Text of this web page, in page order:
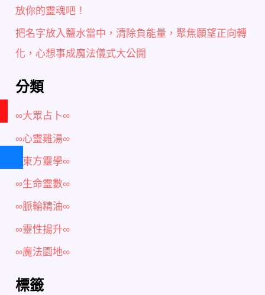
放你的靈魂吧！
把名字放入鹽水當中，清除負能量，聚焦願望正向轉
化，心想事成魔法儀式大公開
分類
∞大眾占卜∞
∞心靈雞湯∞
∞東方靈學∞
∞生命靈數∞
∞脈輪精油∞
∞靈性揚升∞
∞魔法園地∞
標籤